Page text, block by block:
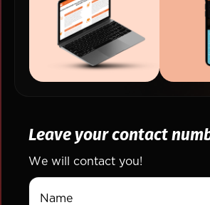
Leave your contact
We will contact you!